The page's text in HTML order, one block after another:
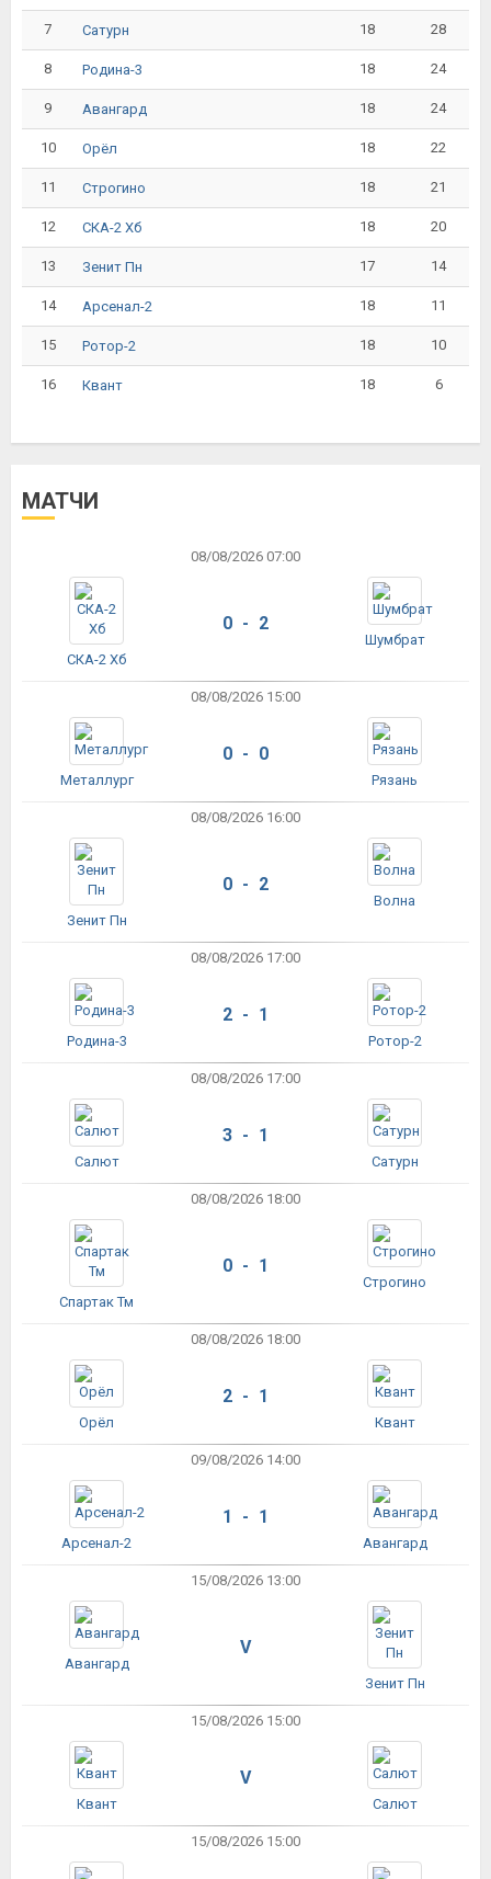
7 Сатурн 18 28
8 Родина-3 18 24
9 Авангард 18 24
10 Орёл 18 22
11 Строгино 18 21
12 СКА-2 Хб 18 20
13 Зенит Пн 17 14
14 Арсенал-2 18 11
15 Ротор-2 18 10
16 Квант 18 6
МАТЧИ
08/08/2026 07:00
СКА-2 Хб
0 - 2
Шумбрат
08/08/2026 15:00
Металлург
0 - 0
Рязань
08/08/2026 16:00
Зенит Пн
0 - 2
Волна
08/08/2026 17:00
Родина-3
2 - 1
Ротор-2
08/08/2026 17:00
Салют
3 - 1
Сатурн
08/08/2026 18:00
Спартак Тм
0 - 1
Строгино
08/08/2026 18:00
Орёл
2 - 1
Квант
09/08/2026 14:00
Арсенал-2
1 - 1
Авангард
15/08/2026 13:00
Авангард
V
Зенит Пн
15/08/2026 15:00
Квант
V
Салют
15/08/2026 15:00